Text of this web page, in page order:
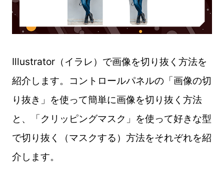
Illustrator（イラレ）で画像を切り抜く方法を
紹介します。コントロールパネルの「画像の切
り抜き」を使って簡単に画像を切り抜く方法
と、「クリッピングマスク」を使って好きな型
で切り抜く（マスクする）方法をそれぞれを紹
介します。